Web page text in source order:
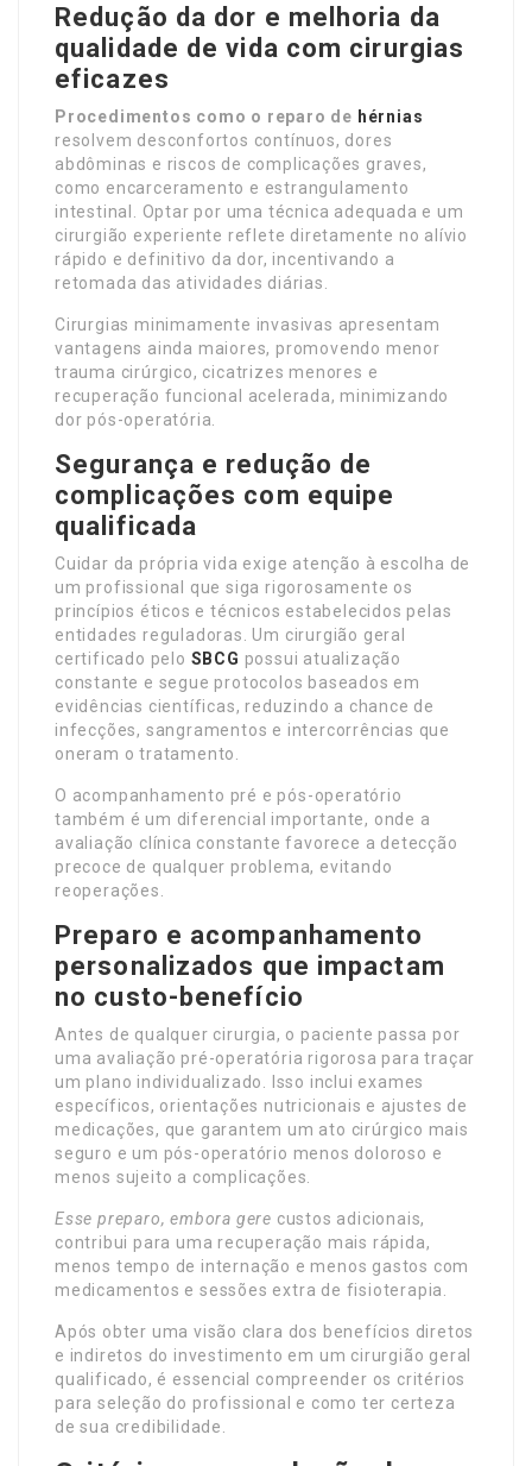
Redução da dor e melhoria da
qualidade de vida com cirurgias
eficazes
Procedimentos como o reparo de hérnias
resolvem desconfortos contínuos, dores
abdôminas e riscos de complicações graves,
como encarceramento e estrangulamento
intestinal. Optar por uma técnica adequada e um
cirurgião experiente reflete diretamente no alívio
rápido e definitivo da dor, incentivando a
retomada das atividades diárias.
Cirurgias minimamente invasivas apresentam
vantagens ainda maiores, promovendo menor
trauma cirúrgico, cicatrizes menores e
recuperação funcional acelerada, minimizando
dor pós-operatória.
Segurança e redução de
complicações com equipe
qualificada
Cuidar da própria vida exige atenção à escolha de
um profissional que siga rigorosamente os
princípios éticos e técnicos estabelecidos pelas
entidades reguladoras. Um cirurgião geral
certificado pelo SBCG possui atualização
constante e segue protocolos baseados em
evidências científicas, reduzindo a chance de
infecções, sangramentos e intercorrências que
oneram o tratamento.
O acompanhamento pré e pós-operatório
também é um diferencial importante, onde a
avaliação clínica constante favorece a detecção
precoce de qualquer problema, evitando
reoperações.
Preparo e acompanhamento
personalizados que impactam
no custo-benefício
Antes de qualquer cirurgia, o paciente passa por
uma avaliação pré-operatória rigorosa para traçar
um plano individualizado. Isso inclui exames
específicos, orientações nutricionais e ajustes de
medicações, que garantem um ato cirúrgico mais
seguro e um pós-operatório menos doloroso e
menos sujeito a complicações.
Esse preparo, embora gere custos adicionais,
contribui para uma recuperação mais rápida,
menos tempo de internação e menos gastos com
medicamentos e sessões extra de fisioterapia.
Após obter uma visão clara dos benefícios diretos
e indiretos do investimento em um cirurgião geral
qualificado, é essencial compreender os critérios
para seleção do profissional e como ter certeza
de sua credibilidade.